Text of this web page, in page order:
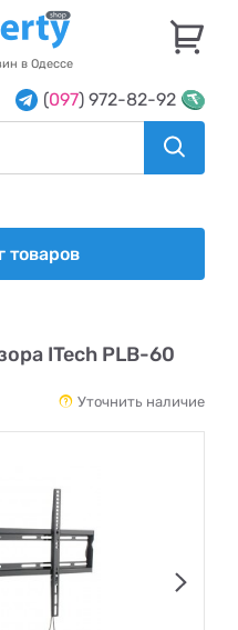
в Одессе
(097) 972-82-92
товаров
ITech PLB-60
Уточнить наличие